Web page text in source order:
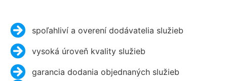
spoľahliví a overení dodávatelia služieb
vysoká úroveň kvality služieb
garancia dodania objednaných služieb